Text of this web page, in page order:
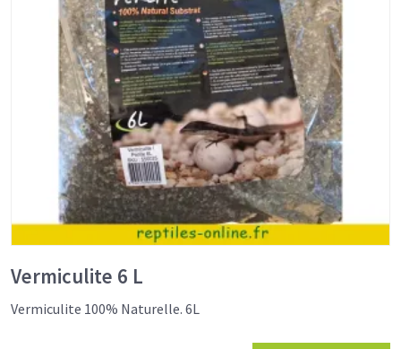
Vermiculite 6 L
Vermiculite 100% Naturelle. 6L